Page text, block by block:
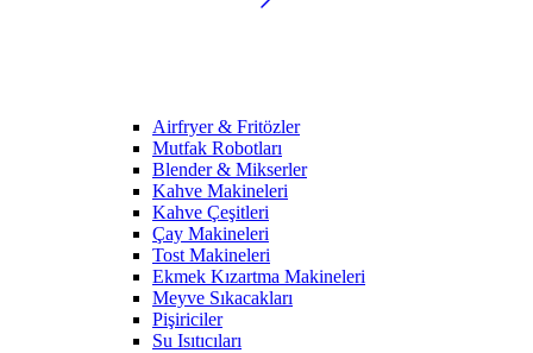
Airfryer & Fritözler
Mutfak Robotları
Blender & Mikserler
Kahve Makineleri
Kahve Çeşitleri
Çay Makineleri
Tost Makineleri
Ekmek Kızartma Makineleri
Meyve Sıkacakları
Pişiriciler
Su Isıtıcıları